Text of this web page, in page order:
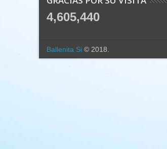
4,605,440
Ballenita Si © 2018.